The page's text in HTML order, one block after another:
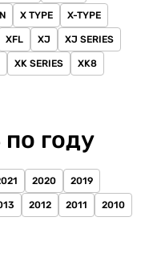
X TYPE X-TYPE
XFL XJ XJ SERIES
XK SERIES XK8
году
2020 2019
2012 2011 2010